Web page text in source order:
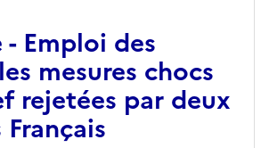
- Emploi des
mesures chocs
rejetées par deux